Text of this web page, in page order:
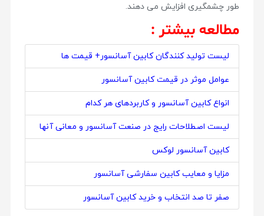
طور چشمگیری افزایش می دهند.
مطالعه بیشتر :
لیست تولید کنندگان کابین آسانسور+ قیمت ها
عوامل موثر در قیمت کابین آسانسور
انواع کابین آسانسور و کاربردهای هر کدام
لیست اصطلاحات رایج در صنعت آسانسور و معانی آنها
کابین آسانسور لوکس
مزایا و معایب کابین‌ سفارشی آسانسور
صفر تا صد انتخاب و خرید کابین آسانسور